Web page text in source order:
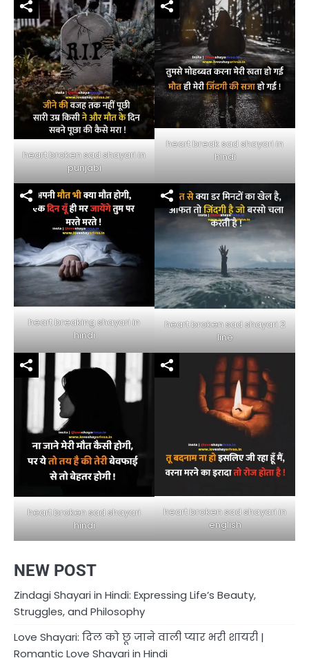
heart broken sad shayari in
punjabi
heart break sad shayari in
hindi
heart breaking shayari in
hindi
heart broken sad shayari 2
line
heart broken sad shayari
hindi
heart broken sad shayari in
english
NEW POST
Zindagi Shayari in Hindi: Expressing Life’s Beauty,
Struggles, and Philosophy
Love Shayari: दिल को छू जाने वाली प्यार भरी शायरी |
Romantic Love Shayari in Hindi